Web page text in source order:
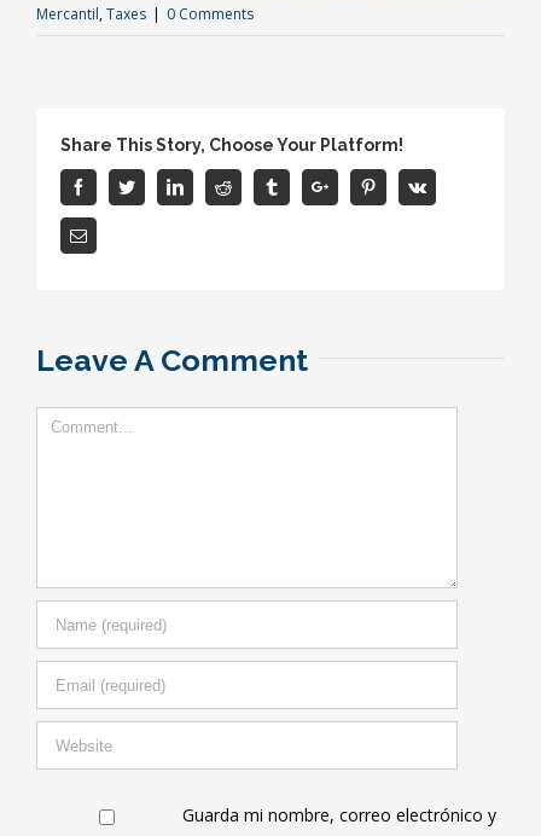
Mercantil,Taxes | 0 Comments
Share This Story, Choose Your Platform!
FacebookTwitterLinkedinReddit TumblrGoogle+ PinterestVk
Email
Leave A Comment
Comment
Guarda mi nombre, correo electrónico y